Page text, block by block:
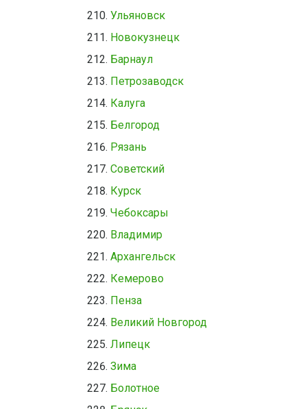
Ульяновск
Новокузнецк
Барнаул
Петрозаводск
Калуга
Белгород
Рязань
Советский
Курск
Чебоксары
Владимир
Архангельск
Кемерово
Пенза
Великий Новгород
Липецк
Зима
Болотное